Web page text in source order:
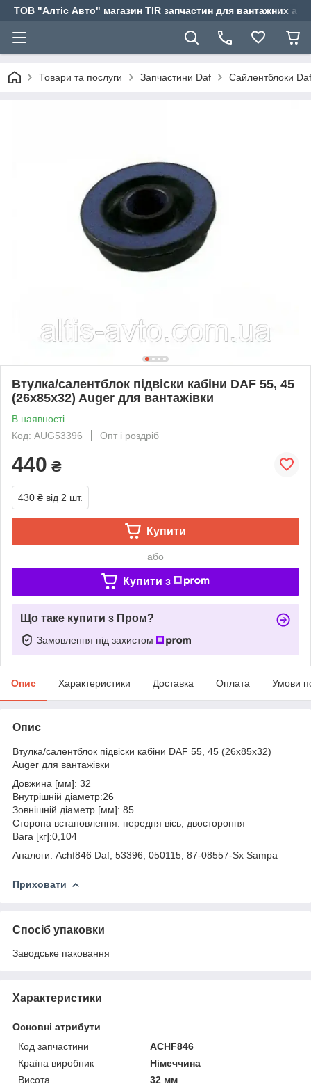
ТОВ "Алтіс Авто" магазин TIR запчастин для вантажних
Товари та послуги Запчастини Daf Сайлентблоки Daf
Втулка/салентблок підвіски кабіни DAF 55, 45
(26х85х32) Auger для вантажівки
В наявності
Код: AUG53396
Опт і роздріб
440 ₴
430 ₴ від 2 шт.
Купити
або
Купити з
Що таке купити з Пром?
Замовлення під захистом
Опис Характеристики Доставка Оплата Умови
Опис
Втулка/салентблок підвіски кабіни DAF 55, 45 (26х85х32)
Auger для вантажівки
Довжина [мм]: 32
Внутрішній діаметр:26
Зовнішній діаметр [мм]: 85
Сторона встановлення: передня вісь, двостороння
Вага [кг]:0,104
Аналоги: Achf846 Daf; 53396; 050115; 87-08557-Sx Sampa
Приховати
Спосіб упаковки
Заводське паковання
Характеристики
Основні атрибути
Код запчастини
ACHF846
Країна виробник
Німеччина
Висота
32 мм